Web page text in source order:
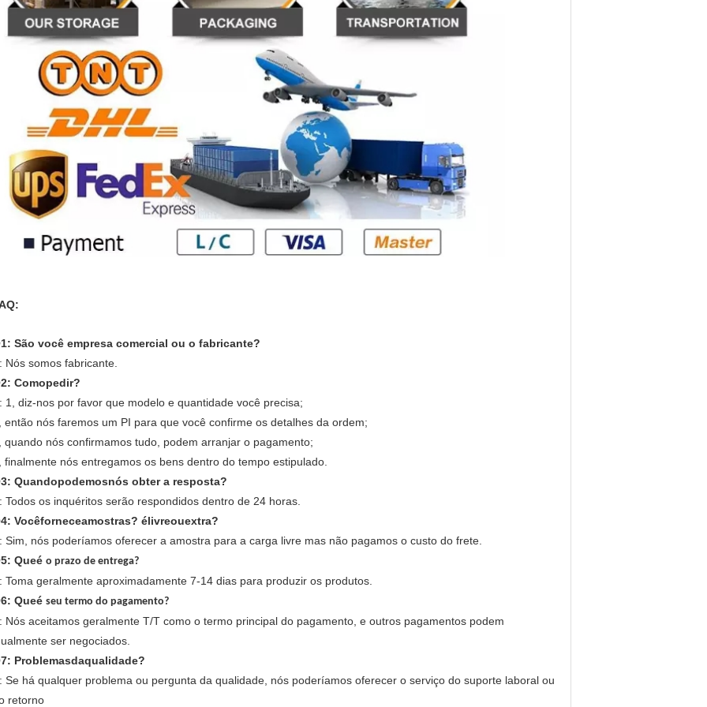
São você empresa comercial ou o fabricante?
Nós somos fabricante.
Comopedir?
1, diz-nos por favor que modelo e quantidade você precisa;
então nós faremos um PI para que você confirme os detalhes da ordem;
quando nós confirmamos tudo, podem arranjar o pagamento;
finalmente nós entregamos os bens dentro do tempo estipulado.
Quandopodemosnós obtera resposta?
Todos os inquéritos serão respondidos dentro de 24 horas.
Vocêforneceamostras? élivreouextra?
Sim, nós poderíamos oferecer a amostra para a carga livre mas não pagamos o custo do frete.
Queé o prazo de entrega?
Toma geralmente aproximadamente 7-14 dias para produzir os produtos.
Queé seu termo do pagamento?
Nós aceitamos geralmente T/T como o termo principal do pagamento, e outros pagamentos podem
ser negociados.
Problemasdaqualidade?
Se há qualquer problema ou pergunta da qualidade, nós poderíamos oferecer o serviço do suporte laboral ou
retorno